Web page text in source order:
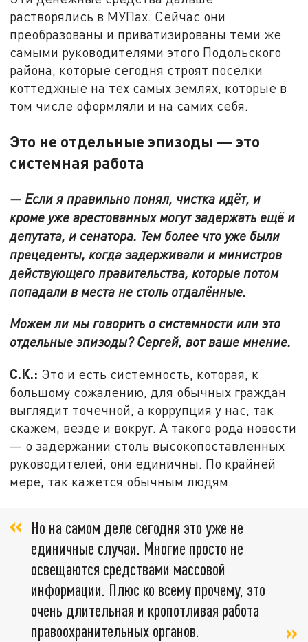
растворялись в МУПах. Сейчас они
преобразованы и приватизированы теми же
самыми руководителями этого Подольского
района, которые сегодня строят поселки
коттеджные на тех самых землях, которые в
том числе оформляли и на самих себя.
Это не отдельные эпизоды — это
системная работа
— Если я правильно понял, чистка идёт, и
кроме уже арестованных могут задержать ещё и
депутата, и сенатора. Тем более что уже были
прецеденты, когда задерживали и министров
действующего правительства, которые потом
попадали в места не столь отдалённые.
Можем ли мы говорить о системности или это
отдельные эпизоды? Сергей, вот ваше мнение.
С.К.: Это и есть системность, которая, к
большому сожалению, для обычных граждан
выглядит точечной, а коррупция у нас, так
скажем, везде и вокруг. А такого рода новости
— о задержании столь высокопоставленных
руководителей, они единичны. По крайней
мере, так кажется обычным людям.
Но на самом деле сегодня это уже не
единичные случаи. Многие просто не
освещаются средствами массовой
информации. Плюс ко всему прочему, это
очень длительная и кропотливая работа
правоохранительных органов.